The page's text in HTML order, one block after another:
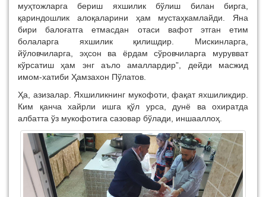
муҳтожларга бериш яхшилик бўлиш билан бирга,
қариндошлик алоқаларини ҳам мустаҳкамлайди. Яна
бири балоғатга етмасдан отаси вафот этган етим
болаларга яхшилик қилишдир. Мискинларга,
йўловчиларга, эҳсон ва ёрдам сўровчиларга мурувват
кўрсатиш ҳам энг аъло амаллардир”, дейди масжид
имом-хатиби Ҳамзахон Пўлатов.
Ҳа, азизалар. Яхшиликнинг мукофоти, фақат яхшиликдир.
Ким қанча хайрли ишга қўл урса, дунё ва охиратда
албатта ўз мукофотига сазовар бўлади, иншааллоҳ.